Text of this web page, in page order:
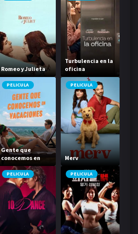
Romeo y Julieta
Turbulencia en la
oficina
PELICULA
Gente que
conocemos en
vacaciones
PELICULA
Merv
PELICULA PELICULA